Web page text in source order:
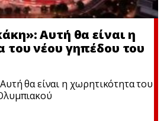
Αυτή θα είναι η
του νέου γηπέδου του
θα είναι η χωρητικότητα του